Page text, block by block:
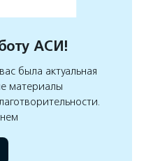
АСИ!
была актуальная
материалы